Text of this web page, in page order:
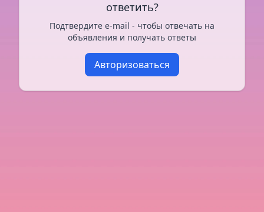
ответить?
Подтвердите e-mail - чтобы отвечать на
объявления и получать ответы
Авторизоваться